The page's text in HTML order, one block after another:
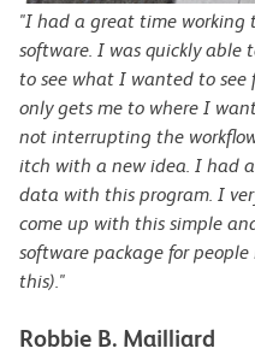
"I had a great time working
software. I was quickly
to see what I wanted to see
only gets me to where I
not interrupting the
itch with a new idea. I had
data with this program. I
come up with this simple
software package for
this)."
Robbie B. Mailliard